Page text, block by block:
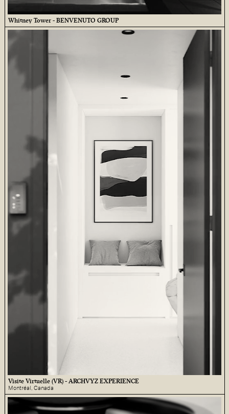
Whitney Tower - BENVENUTO GROUP
Visite Virtuelle (VR) - ARCHVYZ EXPERIENCE
Montréal, Canada